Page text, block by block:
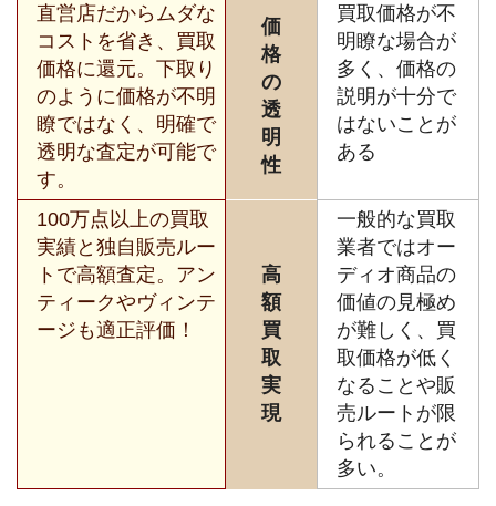
直営店だからムダな
コストを省き、買取
価格に還元。下取り
のように価格が不明
瞭ではなく、明確で
透明な査定が可能で
す。
価
格
の
透
明
性
買取価格が不
明瞭な場合が
多く、価格の
説明が十分で
はないことが
ある
100万点以上の買取
実績と独自販売ルー
トで高額査定。アン
ティークやヴィンテ
ージも適正評価！
高
額
買
取
実
現
一般的な買取
業者ではオー
ディオ商品の
価値の見極め
が難しく、買
取価格が低く
なることや販
売ルートが限
られることが
多い。